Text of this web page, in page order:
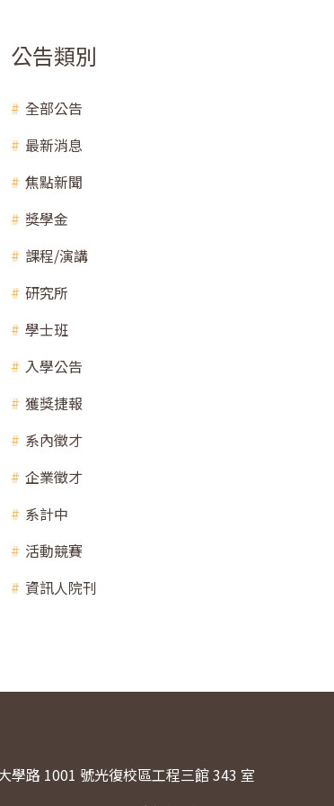
公告類別
全部公告
最新消息
焦點新聞
獎學金
課程/演講
研究所
學士班
入學公告
獲獎捷報
系內徵才
企業徵才
系計中
活動競賽
資訊人院刊
學路 1001 號光復校區工程三館 343 室